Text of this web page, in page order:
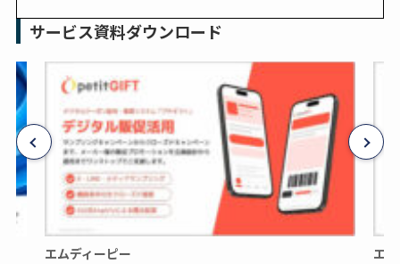
サービス資料ダウンロード
エムディーピー エ